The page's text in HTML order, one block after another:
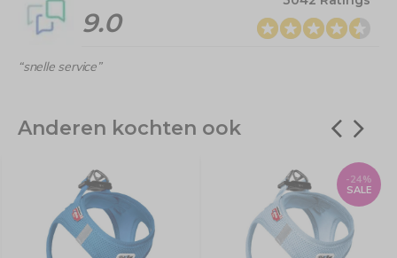
9.0
“snelle service”
Anderen kochten ook
-24%
SALE